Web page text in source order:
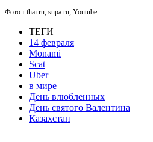
Фото i-thai.ru, supa.ru, Youtube
ТЕГИ
14 февраля
Monami
Scat
Uber
в мире
День влюбленных
День святого Валентина
Казахстан